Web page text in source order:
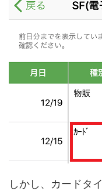
しかし、カードタ